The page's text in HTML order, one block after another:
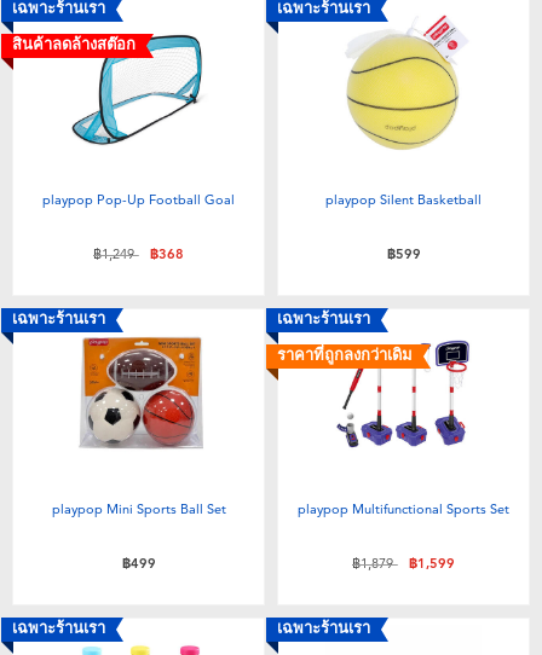
เฉพาะร้านเรา
สินค้าลดล้างสต๊อก
playpop Pop-Up Football Goal
ลดราคาจาก
฿1,249ถึง฿368
เฉพาะร้านเรา
playpop Silent Basketball
฿599
เฉพาะร้านเรา
playpop Mini Sports Ball Set
฿499
เฉพาะร้านเรา
ราคาที่ถูกลงกว่าเดิม
playpop Multifunctional Sports Set
ลดราคาจาก
฿1,879ถึง฿1,599
เฉพาะร้านเรา เฉพาะร้านเรา